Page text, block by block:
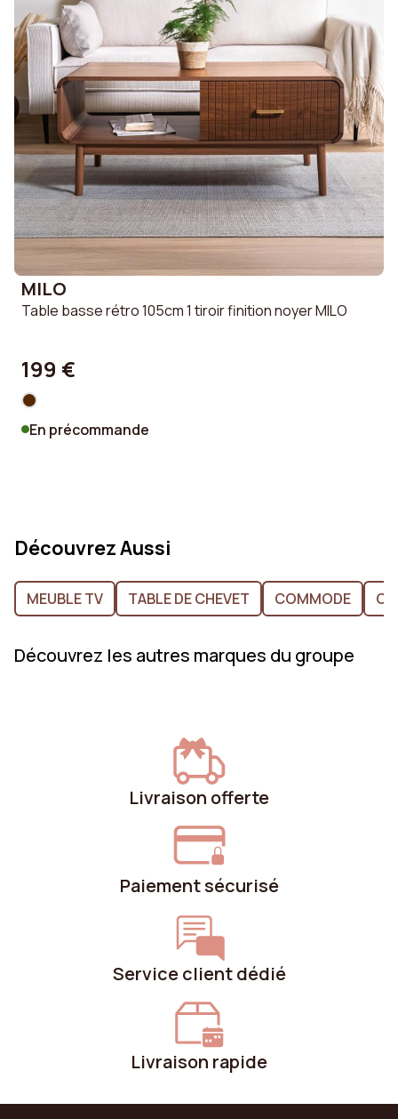
MILO
Table basse rétro 105cm 1 tiroir finition noyer MILO
199 €
En précommande
Découvrez Aussi
MEUBLE TV TABLE DE CHEVET COMMODE
Découvrez les autres marques du groupe
Livraison offerte
Paiement sécurisé
Service client dédié
Livraison rapide